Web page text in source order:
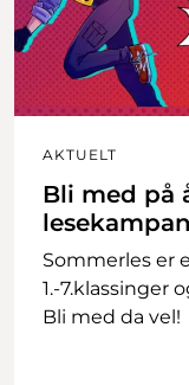
AKTUELT
Bli med på
Sommerles er
1.-7.klassinger
Bli med da vel!